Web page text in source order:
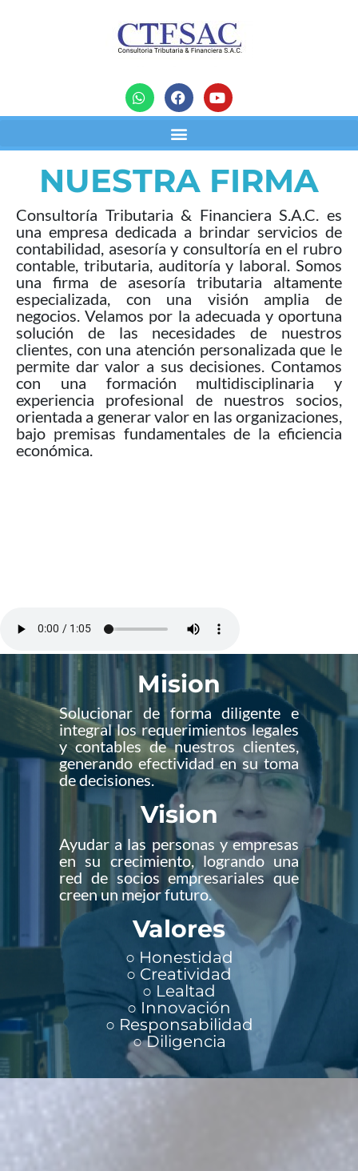
NUESTRA FIRMA
Consultoría Tributaria & Financiera S.A.C. es
una empresa dedicada a brindar servicios de
contabilidad, asesoría y consultoría en el rubro
contable, tributaria, auditoría y laboral. Somos
una firma de asesoría tributaria altamente
especializada, con una visión amplia de
negocios. Velamos por la adecuada y oportuna
solución de las necesidades de nuestros
clientes, con una atención personalizada que le
permite dar valor a sus decisiones. Contamos
con una formación multidisciplinaria y
experiencia profesional de nuestros socios,
orientada a generar valor en las organizaciones,
bajo premisas fundamentales de la eficiencia
económica.
Mision
Solucionar de forma diligente e
integral los requerimientos legales
y contables de nuestros clientes,
generando efectividad en su toma
de decisiones.
Vision
Ayudar a las personas y empresas
en su crecimiento, logrando una
red de socios empresariales que
creen un mejor futuro.
Valores
○ Honestidad
○ Creatividad
○ Lealtad
○ Innovación
○ Responsabilidad
○ Diligencia